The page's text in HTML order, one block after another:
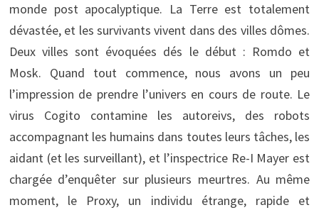
monde post apocalyptique. La Terre est totalement
dévastée, et les survivants vivent dans des villes dômes.
Deux villes sont évoquées dés le début : Romdo et
Mosk. Quand tout commence, nous avons un peu
l’impression de prendre l’univers en cours de route. Le
virus Cogito contamine les autoreivs, des robots
accompagnant les humains dans toutes leurs tâches, les
aidant (et les surveillant), et l’inspectrice Re-I Mayer est
chargée d’enquêter sur plusieurs meurtres. Au même
moment, le Proxy, un individu étrange, rapide et